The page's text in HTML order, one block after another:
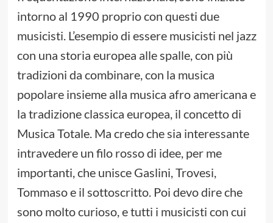
intorno al 1990 proprio con questi due
musicisti. L’esempio di essere musicisti nel jazz
con una storia europea alle spalle, con più
tradizioni da combinare, con la musica
popolare insieme alla musica afro americana e
la tradizione classica europea, il concetto di
Musica Totale. Ma credo che sia interessante
intravedere un filo rosso di idee, per me
importanti, che unisce Gaslini, Trovesi,
Tommaso e il sottoscritto. Poi devo dire che
sono molto curioso, e tutti i musicisti con cui